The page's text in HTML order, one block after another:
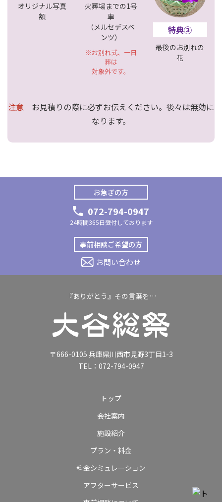
オリジナル写真
額
火葬場までの1号
車
（メルセデスベ
ンツ）
※お別れ式、一日
葬は
対象外です。
特典③
最後のお別れの
花
注意 お見積りの際に必ずお伝えください。後々は無効に
なります。
お急ぎの方
072-794-0947
24時間365日受付しております
事前相談ご希望の方
お問い合わせ
『ありがとう』その言葉を…
〒666-0105 兵庫県川西市見野3丁目1-3
TEL： 072-794-0947
トップ
会社案内
施設紹介
プラン・料金
料金シミュレーション
アフターサービス